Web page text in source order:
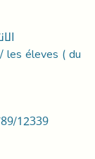
12339